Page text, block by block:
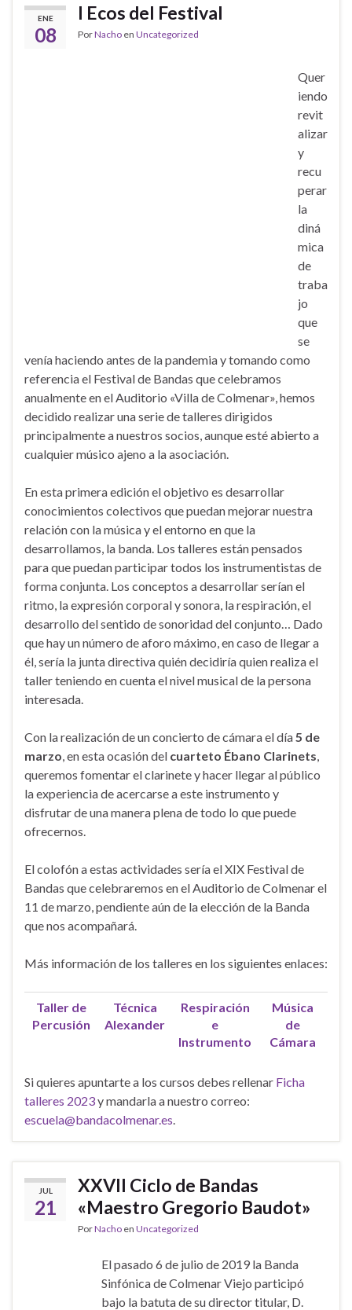
ENE
08
I Ecos del Festival
PorNacho en Uncategorized
Quer
iendo
revit
alizar
y
recu
perar
la
diná
mica
de
traba
jo
que
se
venía haciendo antes de la pandemia y tomando como
referencia el Festival de Bandas que celebramos
anualmente en el Auditorio «Villa de Colmenar», hemos
decidido realizar una serie de talleres dirigidos
principalmente a nuestros socios, aunque esté abierto a
cualquier músico ajeno a la asociación.
En esta primera edición el objetivo es desarrollar
conocimientos colectivos que puedan mejorar nuestra
relación con la música y el entorno en que la
desarrollamos, la banda. Los talleres están pensados
para que puedan participar todos los instrumentistas de
forma conjunta. Los conceptos a desarrollar serían el
ritmo, la expresión corporal y sonora, la respiración, el
desarrollo del sentido de sonoridad del conjunto… Dado
que hay un número de aforo máximo, en caso de llegar a
él, sería la junta directiva quién decidiría quien realiza el
taller teniendo en cuenta el nivel musical de la persona
interesada.
Con la realización de un concierto de cámara el día5 de
marzo, en esta ocasión del cuarteto Ébano Clarinets,
queremos fomentar el clarinete y hacer llegar al público
la experiencia de acercarse a este instrumento y
disfrutar de una manera plena de todo lo que puede
ofrecernos.
El colofón a estas actividades sería el XIX Festival de
Bandas que celebraremos en el Auditorio de Colmenar el
11 de marzo, pendiente aún de la elección de la Banda
que nos acompañará.
Más información de los talleres en los siguientes enlaces:
Taller de
Percusión
Técnica
Alexander
Respiración
e
Instrumento
Música
de
Cámara
Si quieres apuntarte a los cursos debes rellenar Ficha
talleres 2023y mandarla a nuestro correo:
escuela@bandacolmenar.es.
JUL
21
XXVII Ciclo de Bandas
«Maestro Gregorio Baudot»
PorNacho en Uncategorized
El pasado 6 de julio de 2019 la Banda
Sinfónica de Colmenar Viejo participó
bajo la batuta de su director titular, D.